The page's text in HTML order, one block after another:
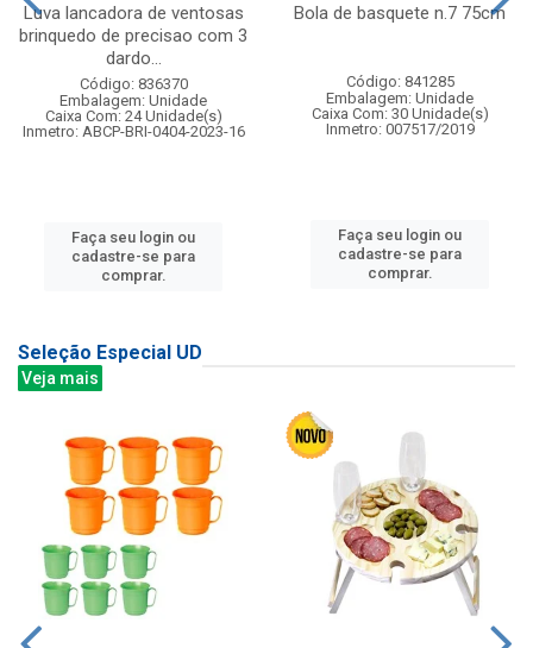
Luva lancadora de ventosas
brinquedo de precisao com 3
dardo...
Código: 836370
Embalagem: Unidade
Caixa Com: 24 Unidade(s)
Inmetro: ABCP-BRI-0404-2023-16
Faça seu login ou
cadastre-se para
comprar.
Bola de basquete n.7 75cm
Código: 841285
Embalagem: Unidade
Caixa Com: 30 Unidade(s)
Inmetro: 007517/2019
Faça seu login ou
cadastre-se para
comprar.
Seleção Especial UD
Veja mais